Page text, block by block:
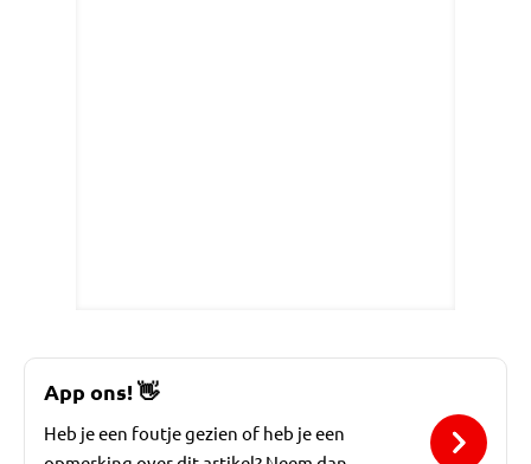
App ons!👋
Heb je een foutje gezien of heb je een